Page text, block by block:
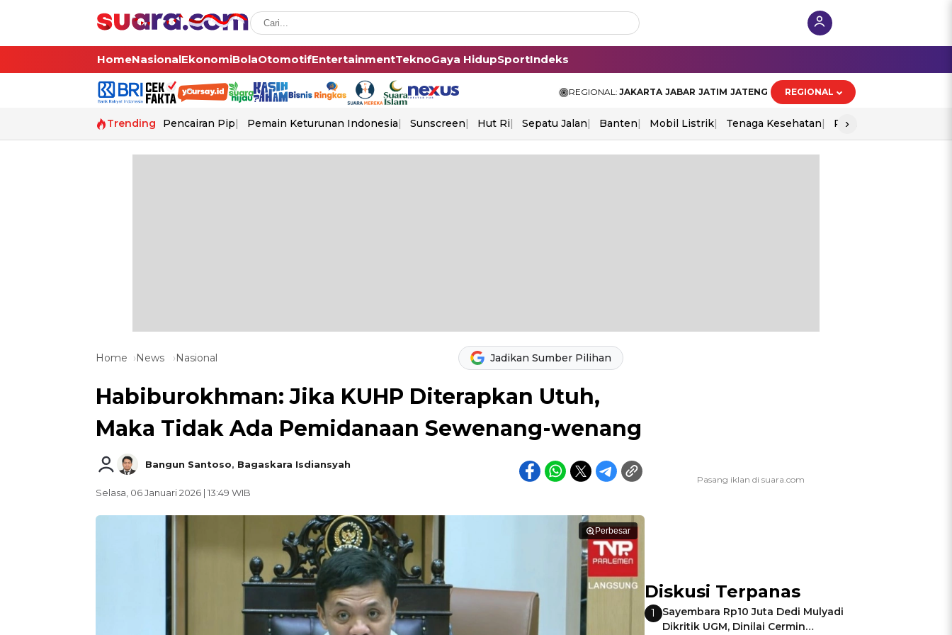
HomeNasionalEkonomiBolaOtomotifEntertainmentTeknoGaya HidupSportIndeks
REGIONAL: JAKARTA JABAR JATIM JATENG REGIONAL
Trending Pencairan Pip Pemain Keturunan Indonesia Sunscreen Hut Ri Sepatu Jalan Banten Mobil Listrik Tenaga Kesehatan Perang As-Iran
›
Home News Nasional Jadikan Sumber Pilihan
Habiburokhman: Jika KUHP Diterapkan Utuh,
Maka Tidak Ada Pemidanaan Sewenang-wenang
Bangun Santoso, Bagaskara Isdiansyah
Selasa, 06 Januari 2026 | 13:49 WIB
Perbesar
Diskusi Terpanas
1
Sayembara Rp10 Juta Dedi Mulyadi
Dikritik UGM, Dinilai Cermin